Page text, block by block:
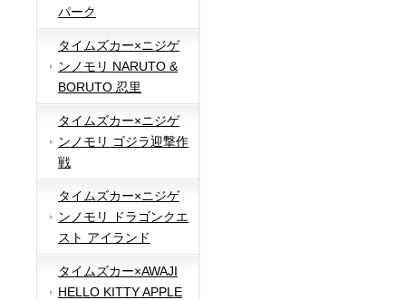
パーク
タイムズカー×ニジゲ
ンノモリ NARUTO &
BORUTO 忍里
タイムズカー×ニジゲ
ンノモリ ゴジラ迎撃作
戦
タイムズカー×ニジゲ
ンノモリ ドラゴンクエ
スト アイランド
タイムズカー×AWAJI
HELLO KITTY APPLE